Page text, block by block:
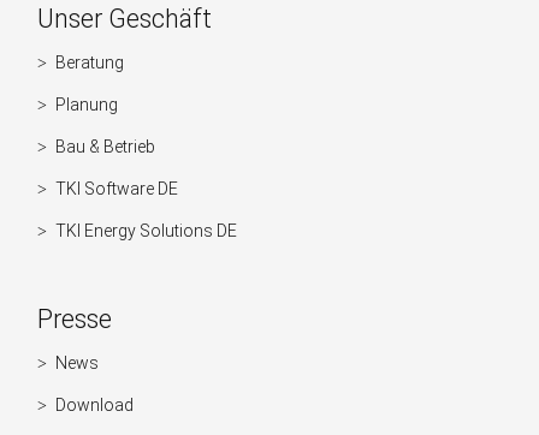
Weitere
Informationen
Unser Geschäft
Navigation
überspringen
Beratung
Planung
Bau & Betrieb
TKI Software DE
TKI Energy Solutions DE
Presse
Navigation
überspringen
News
Download